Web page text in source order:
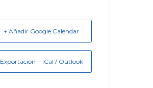
+ Añadir Google Calendar
Exportación + iCal / Outlook